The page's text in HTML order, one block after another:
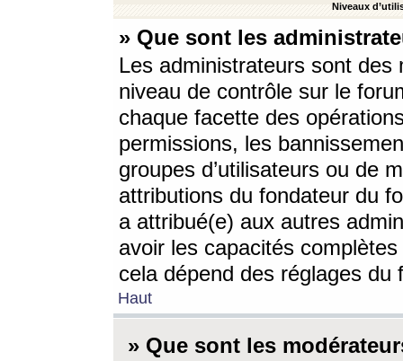
Niveaux
» Que sont les
Les administrateurs sont
niveau de contrôle sur le
chaque facette des
permissions, les
groupes d’utilisateurs ou de
attributions du fondateur du
a attribué(e) aux autres
avoir les capacités
cela dépend des réglages du
Haut
» Que sont les